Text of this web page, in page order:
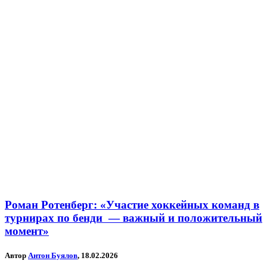
Роман Ротенберг: «Участие хоккейных команд в
турнирах по бенди — важный и положительный
момент»
Автор Антон Буялов, 18.02.2026